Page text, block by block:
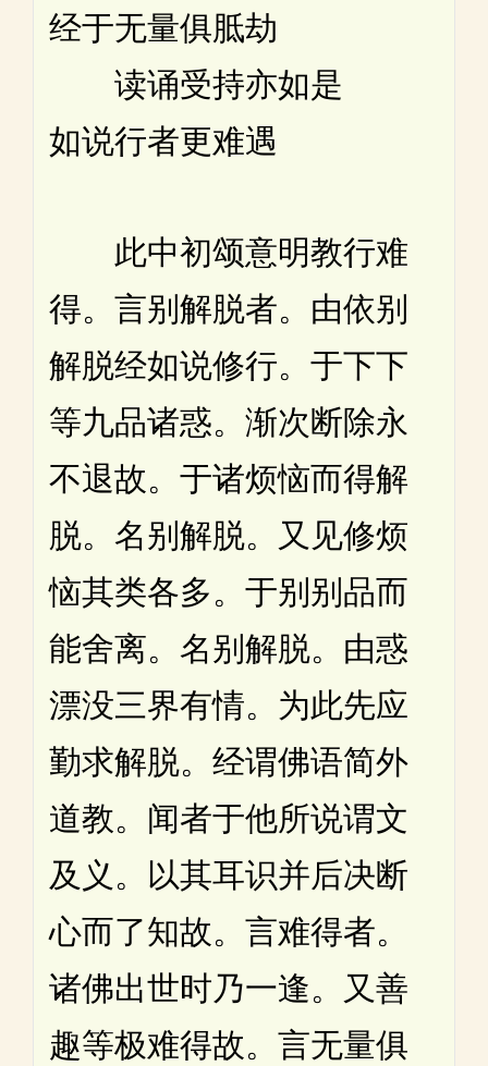
经于无量俱胝劫
读诵受持亦如是
如说行者更难遇
此中初颂意明教行难
得。言别解脱者。由依别
解脱经如说修行。于下下
等九品诸惑。渐次断除永
不退故。于诸烦恼而得解
脱。名别解脱。又见修烦
恼其类各多。于别别品而
能舍离。名别解脱。由惑
漂没三界有情。为此先应
勤求解脱。经谓佛语简外
道教。闻者于他所说谓文
及义。以其耳识并后决断
心而了知故。言难得者。
诸佛出世时乃一逢。又善
趣等极难得故。言无量俱